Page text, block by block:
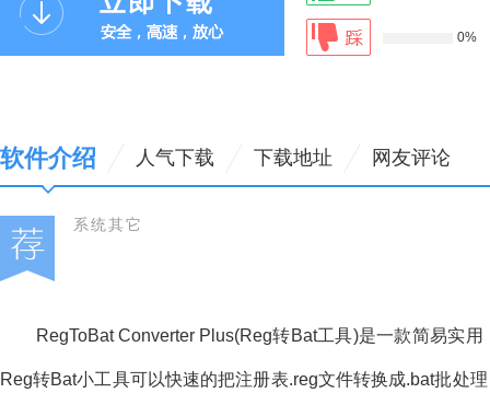
0%
软件介绍 人气下载 下载地址 网友评论
系统其它
RegToBat Converter Plus(Reg转Bat工具)是一款简易实用
Reg转Bat小工具可以快速的把注册表.reg文件转换成.bat批处